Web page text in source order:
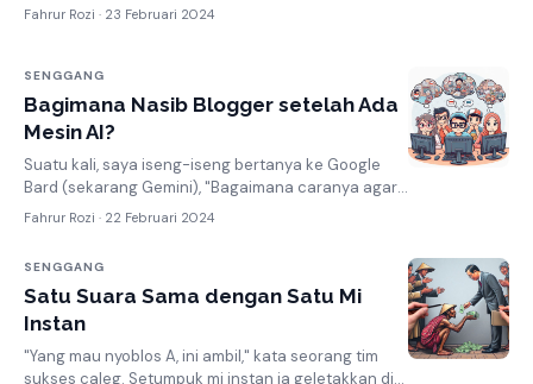
Fahrur Rozi · 23 Februari 2024
SENGGANG
Bagimana Nasib Blogger setelah Ada
Mesin AI?
Suatu kali, saya iseng-iseng bertanya ke Google
Bard (sekarang Gemini), "Bagaimana caranya agar
blogger tetap bisa survive setelah adan...
Fahrur Rozi · 22 Februari 2024
SENGGANG
Satu Suara Sama dengan Satu Mi
Instan
"Yang mau nyoblos A, ini ambil," kata seorang tim
sukses caleg. Setumpuk mi instan ia geletakkan di